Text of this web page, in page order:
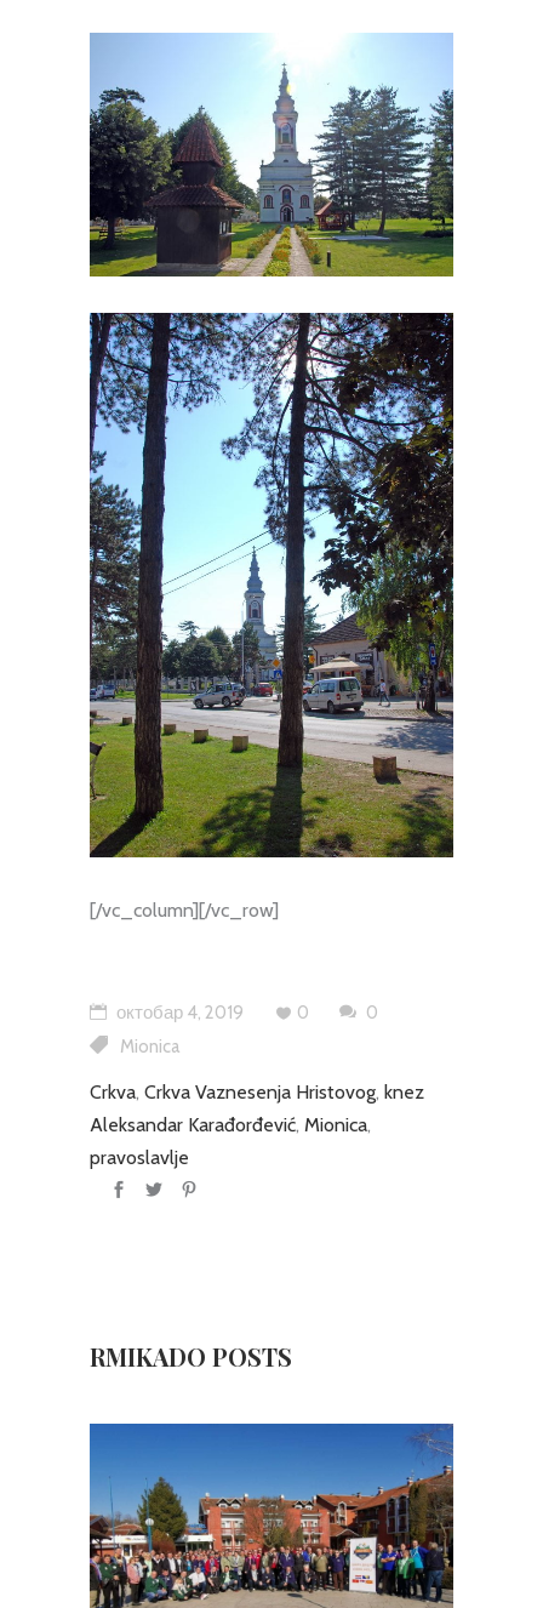
[/vc_column][/vc_row]
октобар 4, 2019 0
0
Mionica
Crkva, Crkva Vaznesenja Hristovog, knez
Aleksandar Karađorđević, Mionica,
pravoslavlje
RMIKADO POSTS